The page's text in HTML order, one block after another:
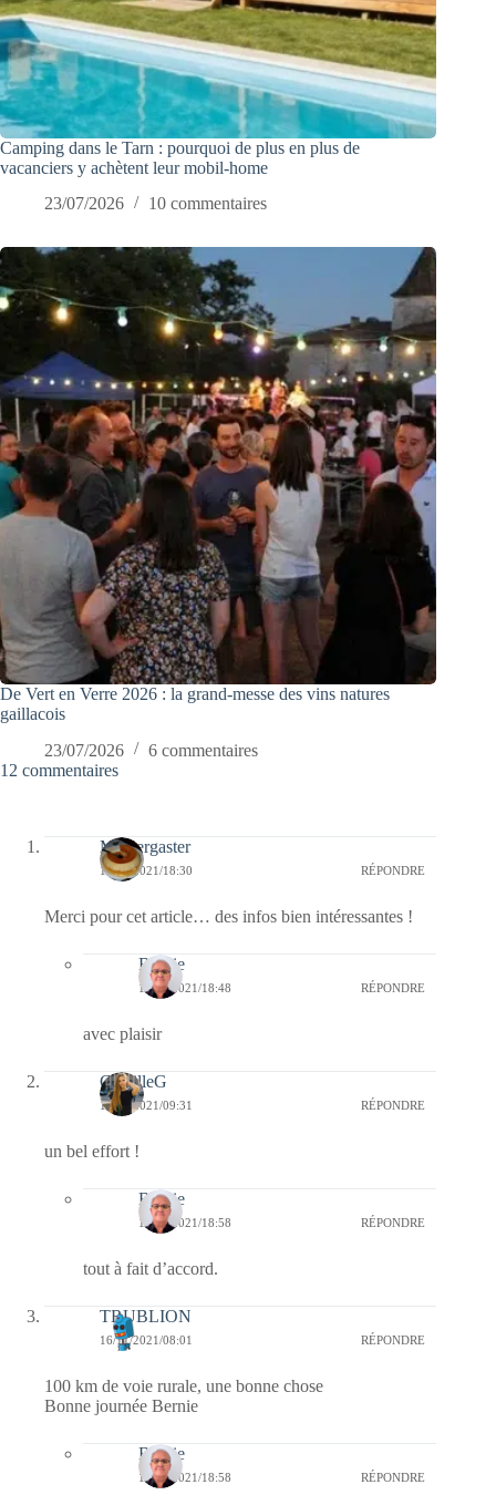
Camping dans le Tarn : pourquoi de plus en plus de
vacanciers y achètent leur mobil-home
23/07/2026
10 commentaires
De Vert en Verre 2026 : la grand-messe des vins natures
gaillacois
23/07/2026
6 commentaires
12 commentaires
Messergaster
17/11/2021/18:30 RÉPONDRE
Merci pour cet article… des infos bien intéressantes !
Bernie
17/11/2021/18:48 RÉPONDRE
avec plaisir
CamilleG
16/11/2021/09:31 RÉPONDRE
un bel effort !
Bernie
17/11/2021/18:58 RÉPONDRE
tout à fait d’accord.
TRUBLION
16/11/2021/08:01 RÉPONDRE
100 km de voie rurale, une bonne chose
Bonne journée Bernie
Bernie
17/11/2021/18:58 RÉPONDRE